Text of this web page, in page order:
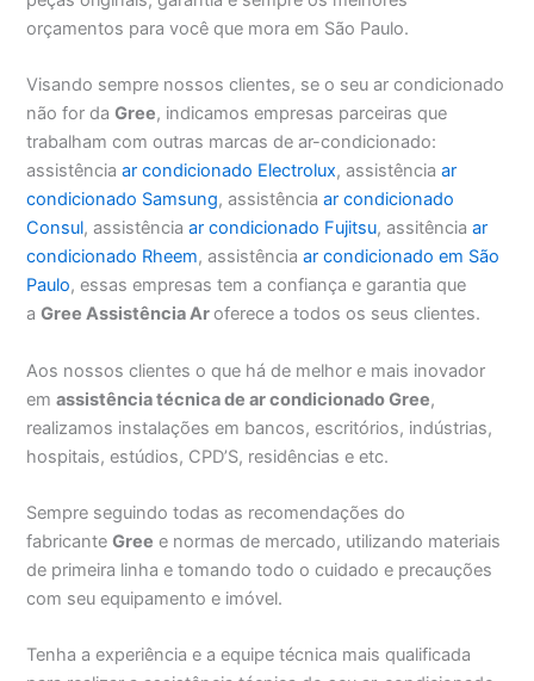
orçamentos para você que mora em São Paulo.
Visando sempre nossos clientes, se o seu ar condicionado
não for daGree, indicamos empresas parceiras que
trabalham com outras marcas de ar-condicionado:
assistência ar condicionado Electrolux, assistência ar
condicionado Samsung, assistência ar condicionado
Consul, assistência ar condicionado Fujitsu, assitência ar
condicionado Rheem, assistência ar condicionado em São
Paulo, essas empresas tem a confiança e garantia que
aGree Assistência Aroferece a todos os seus clientes.
Aos nossos clientes o que há de melhor e mais inovador
emassistência técnica de ar condicionado Gree,
realizamos instalações em bancos, escritórios, indústrias,
hospitais, estúdios, CPD’S, residências e etc.
Sempre seguindo todas as recomendações do
fabricanteGree e normas de mercado, utilizando materiais
de primeira linha e tomando todo o cuidado e precauções
com seu equipamento e imóvel.
Tenha a experiência e a equipe técnica mais qualificada